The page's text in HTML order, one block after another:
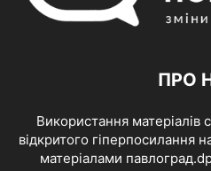
ПРО
Використання матеріалів
відкритого гіперпосилання
матеріалами